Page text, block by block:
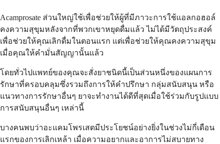
Acamprosate ส่วนใหญ่ใช้เพื่อช่วยให้ผู้ที่มีภาวะการใช้แอลกอฮอล์
คงความสุขุมหลังจากที่พวกเขาหยุดดื่มแล้ว ไม่ได้มีวัตถุประสงค์
เพื่อช่วยให้คุณเลิกดื่มในตอนแรก แต่เพื่อช่วยให้คุณคงความสุขุม
เมื่อคุณให้คำมั่นสัญญานั้นแล้ว
โดยทั่วไปแพทย์ของคุณจะสั่งยาชนิดนี้เป็นส่วนหนึ่งของแผนการ
รักษาที่ครอบคลุมซึ่งรวมถึงการให้คำปรึกษา กลุ่มสนับสนุน หรือ
แนวทางการรักษาอื่นๆ ยาจะทำงานได้ดีที่สุดเมื่อใช้ร่วมกับรูปแบบ
การสนับสนุนอื่นๆ เหล่านี้
บางคนพบว่าอะแคมโพรเสตมีประโยชน์อย่างยิ่งในช่วงไม่กี่เดือน
แรกของการเลิกเหล้า เมื่อความอยากและอาการไม่สบายทาง